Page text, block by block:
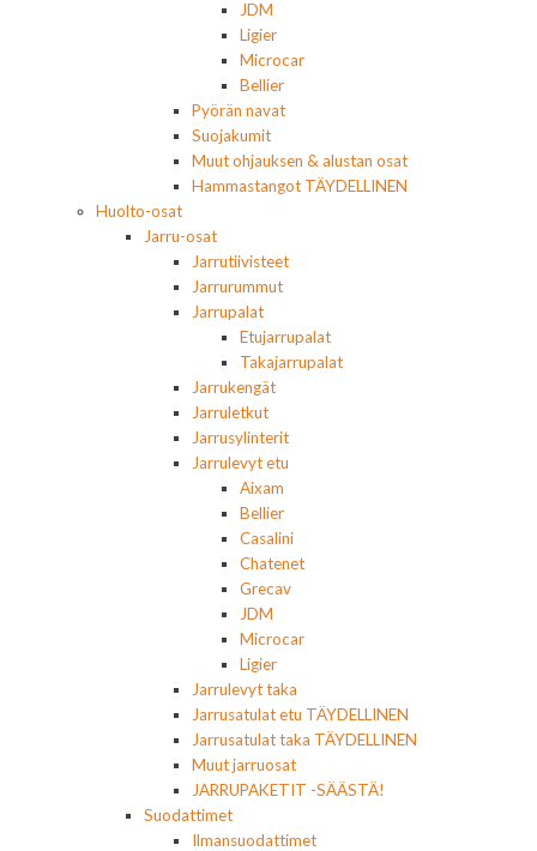
JDM
Ligier
Microcar
Bellier
Pyörän navat
Suojakumit
Muut ohjauksen & alustan osat
Hammastangot TÄYDELLINEN
Huolto-osat
Jarru-osat
Jarrutiivisteet
Jarrurummut
Jarrupalat
Etujarrupalat
Takajarrupalat
Jarrukengät
Jarruletkut
Jarrusylinterit
Jarrulevyt etu
Aixam
Bellier
Casalini
Chatenet
Grecav
JDM
Microcar
Ligier
Jarrulevyt taka
Jarrusatulat etu TÄYDELLINEN
Jarrusatulat taka TÄYDELLINEN
Muut jarruosat
JARRUPAKETIT -SÄÄSTÄ!
Suodattimet
Ilmansuodattimet